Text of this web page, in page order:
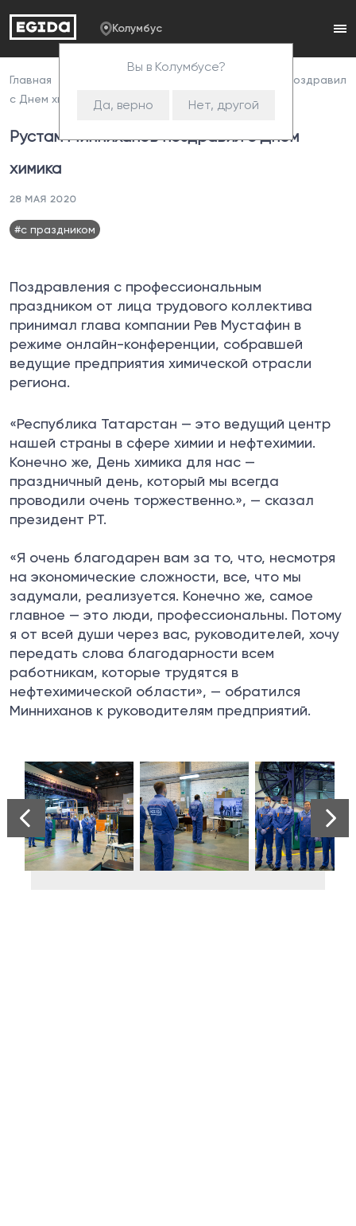
Колумбус
Вы в Колумбусе?
Да, верно Нет, другой
Главная
Рустам Минниханов поздравил
с Днем химика
Рустам Минниханов поздравил с Днем
химика
28 МАЯ 2020
#с праздником
Поздравления с профессиональным
праздником от лица трудового коллектива
принимал глава компании Рев Мустафин в
режиме онлайн-конференции, собравшей
ведущие предприятия химической отрасли
региона.
«Республика Татарстан — это ведущий центр
нашей страны в сфере химии и нефтехимии.
Конечно же, День химика для нас —
праздничный день, который мы всегда
проводили очень торжественно.», — сказал
президент РТ.
«Я очень благодарен вам за то, что, несмотря
на экономические сложности, все, что мы
задумали, реализуется. Конечно же, самое
главное — это люди, профессиональны. Потому
я от всей души через вас, руководителей, хочу
передать слова благодарности всем
работникам, которые трудятся в
нефтехимической области», — обратился
Минниханов к руководителям предприятий.